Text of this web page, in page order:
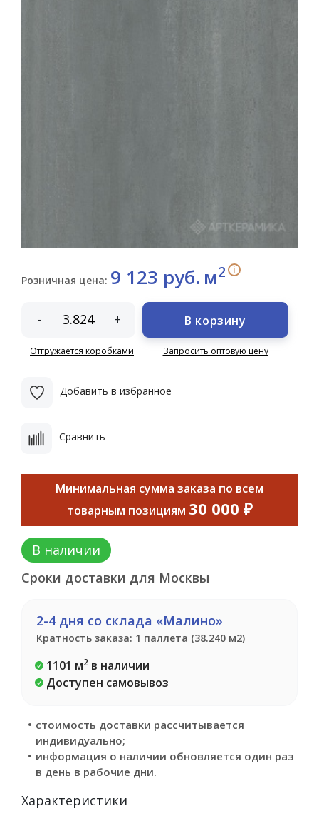
Розничная цена: 9 123 руб. м2 i
- +
Отгружается коробками
В корзину
Запросить оптовую цену
Добавить в избранное
Сравнить
Минимальная сумма заказа по всем
товарным позициям 30 000 ₽
В наличии
Сроки доставки для Москвы
2-4 дня со склада «Малино»
Кратность заказа: 1 паллета (38.240 м2)
1101 м2 в наличии
Доступен самовывоз
стоимость доставки рассчитывается
индивидуально;
информация о наличии обновляется один раз
в день в рабочие дни.
Характеристики